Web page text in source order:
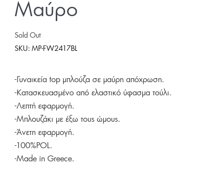
Μαύρο
Sold Out
SKU: MP-FW2417BL
-Γυναικεία top μπλούζα σε μαύρη απόχρωση.
-Κατασκευασμένο από ελαστικό ύφασμα τούλι.
-Λεπτή εφαρμογή.
-Μπλουζάκι με έξω τους ώμους.
-Άνετη εφαρμογή.
-100%POL.
-Made in Greece.